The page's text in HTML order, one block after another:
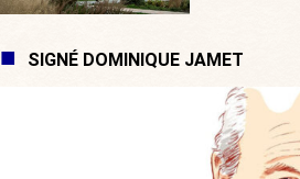
SIGNÉ DOMINIQUE JAMET